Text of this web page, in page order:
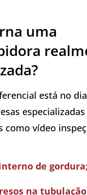
uma
está no
como vídeo
de gordura;
na